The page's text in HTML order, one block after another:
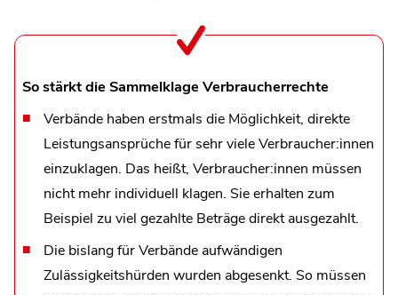
So stärkt die Sammelklage Verbraucherrechte
Verbände haben erstmals die Möglichkeit, direkte
Leistungsansprüche für sehr viele Verbraucher:innen
einzuklagen. Das heißt, Verbraucher:innen müssen
nicht mehr individuell klagen. Sie erhalten zum
Beispiel zu viel gezahlte Beträge direkt ausgezahlt.
Die bislang für Verbände aufwändigen
Zulässigkeitshürden wurden abgesenkt. So müssen